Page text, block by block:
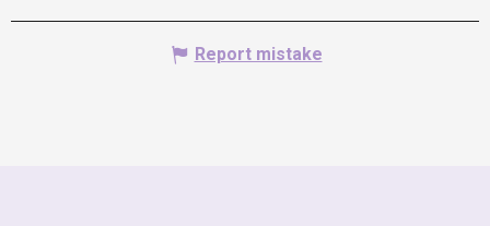
Report mistake